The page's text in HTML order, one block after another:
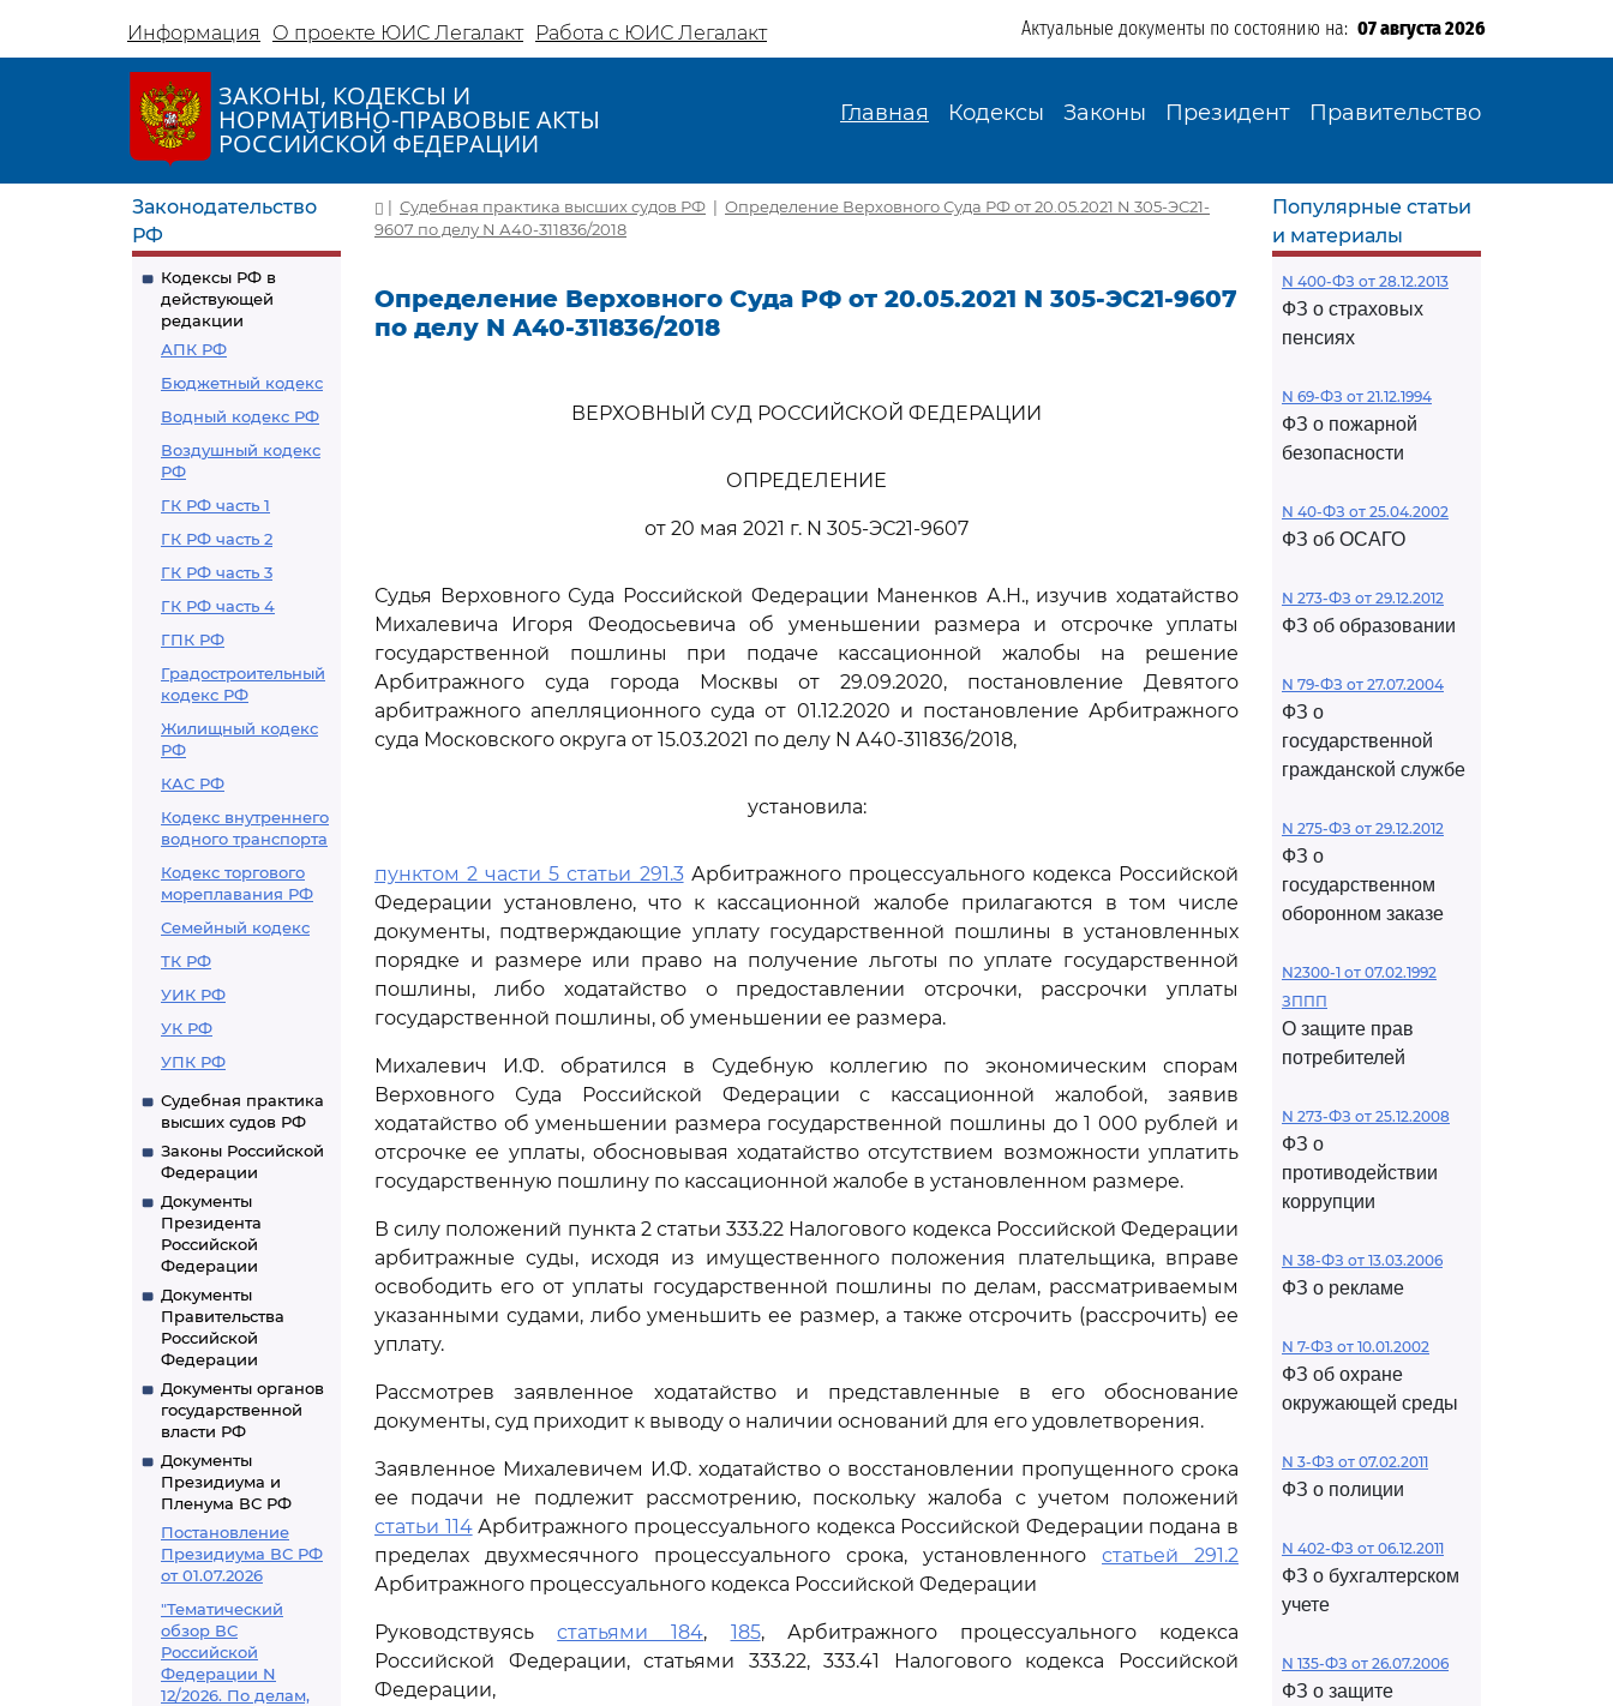
Информация О проекте ЮИС Легалакт Работа с ЮИС Легалакт Актуальные документы по состоянию на: 07 августа 2026
ЗАКОНЫ, КОДЕКСЫ И
НОРМАТИВНО-ПРАВОВЫЕ АКТЫ
РОССИЙСКОЙ ФЕДЕРАЦИИ
Главная Кодексы Законы Президент Правительство
Законодательство
РФ
Кодексы РФ в
действующей
редакции
АПК РФ
Бюджетный кодекс
Водный кодекс РФ
Воздушный кодекс
РФ
ГК РФ часть 1
ГК РФ часть 2
ГК РФ часть 3
ГК РФ часть 4
ГПК РФ
Градостроительный
кодекс РФ
Жилищный кодекс
РФ
КАС РФ
Кодекс внутреннего
водного транспорта
Кодекс торгового
мореплавания РФ
Семейный кодекс
ТК РФ
УИК РФ
УК РФ
УПК РФ
Судебная практика
высших судов РФ
Законы Российской
Федерации
Документы
Президента
Российской
Федерации
Документы
Правительства
Российской
Федерации
Документы органов
государственной
власти РФ
Документы
Президиума и
Пленума ВС РФ
Постановление
Президиума ВС РФ
от 01.07.2026
"Тематический
обзор ВС
Российской
Федерации N
12/2026. По делам,
| Судебная практика высших судов РФ | Определение Верховного Суда РФ от 20.05.2021 N 305-ЭС21-
9607 по делу N А40-311836/2018
Определение Верховного Суда РФ от 20.05.2021 N 305-ЭС21-9607
по делу N А40-311836/2018
ВЕРХОВНЫЙ СУД РОССИЙСКОЙ ФЕДЕРАЦИИ
ОПРЕДЕЛЕНИЕ
от 20 мая 2021 г. N 305-ЭС21-9607
Судья Верховного Суда Российской Федерации Маненков А.Н., изучив ходатайство
Михалевича Игоря Феодосьевича об уменьшении размера и отсрочке уплаты
государственной пошлины при подаче кассационной жалобы на решение
Арбитражного суда города Москвы от 29.09.2020, постановление Девятого
арбитражного апелляционного суда от 01.12.2020 и постановление Арбитражного
суда Московского округа от 15.03.2021 по делу N А40-311836/2018,
установила:
пунктом 2 части 5 статьи 291.3Арбитражного процессуального кодекса Российской
Федерации установлено, что к кассационной жалобе прилагаются в том числе
документы, подтверждающие уплату государственной пошлины в установленных
порядке и размере или право на получение льготы по уплате государственной
пошлины, либо ходатайство о предоставлении отсрочки, рассрочки уплаты
государственной пошлины, об уменьшении ее размера.
Михалевич И.Ф. обратился в Судебную коллегию по экономическим спорам
Верховного Суда Российской Федерации с кассационной жалобой, заявив
ходатайство об уменьшении размера государственной пошлины до 1 000 рублей и
отсрочке ее уплаты, обосновывая ходатайство отсутствием возможности уплатить
государственную пошлину по кассационной жалобе в установленном размере.
В силу положений пункта 2 статьи 333.22 Налогового кодекса Российской Федерации
арбитражные суды, исходя из имущественного положения плательщика, вправе
освободить его от уплаты государственной пошлины по делам, рассматриваемым
указанными судами, либо уменьшить ее размер, а также отсрочить (рассрочить) ее
уплату.
Рассмотрев заявленное ходатайство и представленные в его обоснование
документы, суд приходит к выводу о наличии оснований для его удовлетворения.
Заявленное Михалевичем И.Ф. ходатайство о восстановлении пропущенного срока
ее подачи не подлежит рассмотрению, поскольку жалоба с учетом положений
статьи 114Арбитражного процессуального кодекса Российской Федерации подана в
пределах двухмесячного процессуального срока, установленного статьей 291.2
Арбитражного процессуального кодекса Российской Федерации
Руководствуясьстатьями 184, 185, Арбитражного процессуального кодекса
Российской Федерации, статьями 333.22, 333.41 Налогового кодекса Российской
Федерации,
Популярные статьи
и материалы
N 400-ФЗ от 28.12.2013
ФЗ о страховых
пенсиях
N 69-ФЗ от 21.12.1994
ФЗ о пожарной
безопасности
N 40-ФЗ от 25.04.2002
ФЗ об ОСАГО
N 273-ФЗ от 29.12.2012
ФЗ об образовании
N 79-ФЗ от 27.07.2004
ФЗ о
государственной
гражданской службе
N 275-ФЗ от 29.12.2012
ФЗ о
государственном
оборонном заказе
N2300-1 от 07.02.1992
ЗППП
О защите прав
потребителей
N 273-ФЗ от 25.12.2008
ФЗ о
противодействии
коррупции
N 38-ФЗ от 13.03.2006
ФЗ о рекламе
N 7-ФЗ от 10.01.2002
ФЗ об охране
окружающей среды
N 3-ФЗ от 07.02.2011
ФЗ о полиции
N 402-ФЗ от 06.12.2011
ФЗ о бухгалтерском
учете
N 135-ФЗ от 26.07.2006
ФЗ о защите